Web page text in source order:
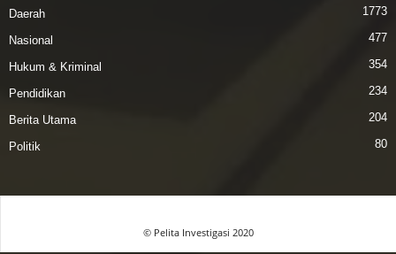
Daerah 1773
Nasional 477
Hukum & Kriminal 354
Pendidikan 234
Berita Utama 204
Politik 80
© Pelita Investigasi 2020